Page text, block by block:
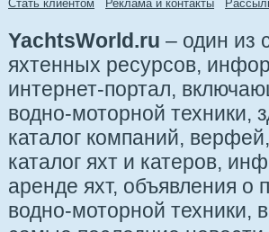
Стать клиентом Реклама и контакты
YachtsWorld.ru – один из
яхтенных ресурсов,
интернет-портал,
водно-моторной техники,
каталог компаний,
каталог яхт и катеров,
аренде яхт, объявления о
водно-моторной техники,